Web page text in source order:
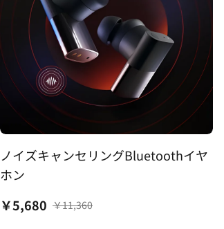
ノイズキャンセリングBluetoothイヤ
ホン
￥5,680 ￥11,360